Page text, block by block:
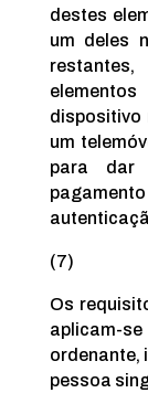
destes
um deles
dispositivo
um
para dar
(7)
Os
aplicam-
ordenante,
pessoa